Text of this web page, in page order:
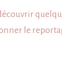
le